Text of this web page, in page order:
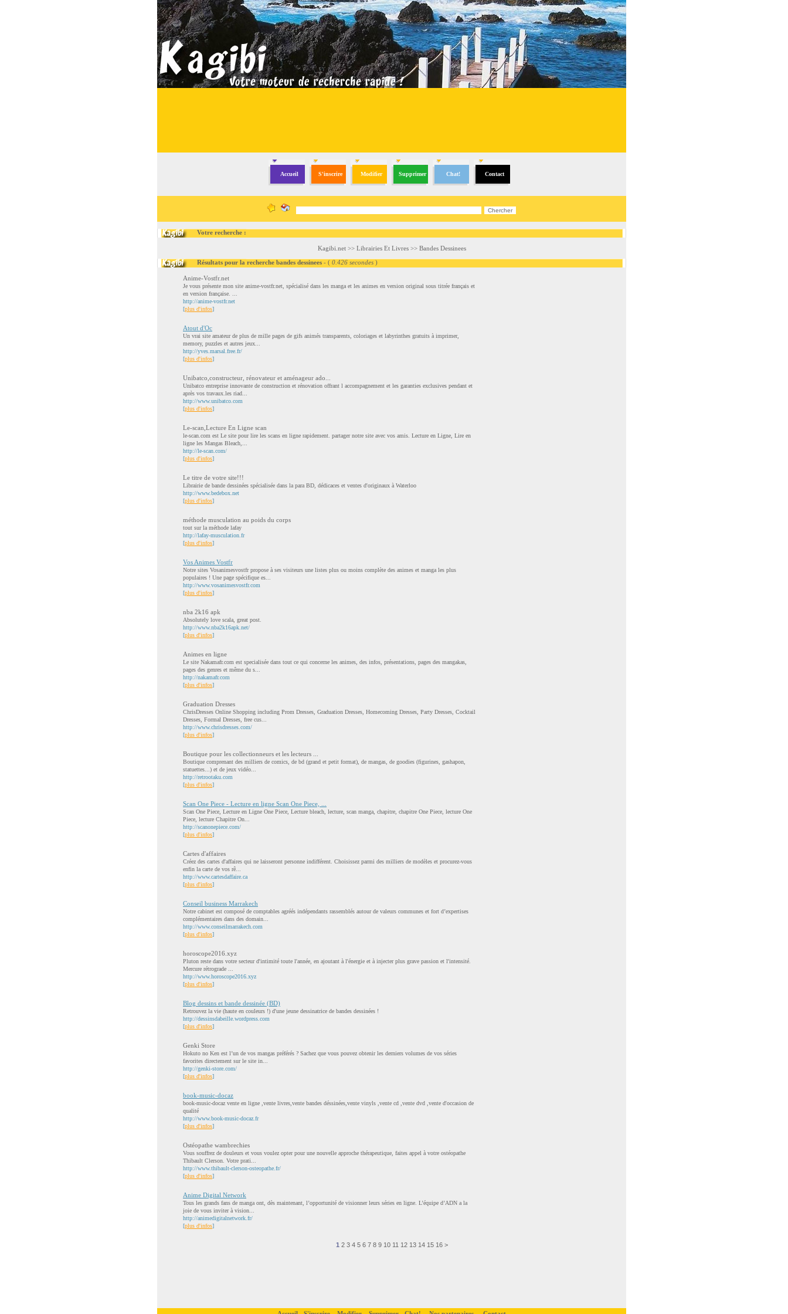
Accueil S'inscrire Modifier Supprimer Chat! Contact
Votre recherche :
Kagibi.net>> Librairies Et Livres>> Bandes Dessinees
Résultats pour la recherche bandes dessinees - ( 0.426 secondes )
Anime-Vostfr.net
Je vous présente mon site anime-vostfr.net, spécialisé dans les manga et les animes en version original sous titrée français et
en version française. ...
http://anime-vostfr.net
[plus d'infos]
Atout d'Oc
Un vrai site amateur de plus de mille pages de gifs animés transparents, coloriages et labyrinthes gratuits à imprimer,
memory, puzzles et autres jeux...
http://yves.marsal.free.fr/
[plus d'infos]
Unibatco,constructeur, rénovateur et aménageur ado...
Unibatco entreprise innovante de construction et rénovation offrant l accompagnement et les garanties exclusives pendant et
après vos travaux.les riad...
http://www.unibatco.com
[plus d'infos]
Le-scan,Lecture En Ligne scan
le-scan.com est Le site pour lire les scans en ligne rapidement. partager notre site avec vos amis. Lecture en Ligne, Lire en
ligne les Mangas Bleach,...
http://le-scan.com/
[plus d'infos]
Le titre de votre site!!!
Librairie de bande dessinées spécialisée dans la para BD, dédicaces et ventes d'originaux à Waterloo
http://www.bedebox.net
[plus d'infos]
méthode musculation au poids du corps
tout sur la méthode lafay
http://lafay-musculation.fr
[plus d'infos]
Vos Animes Vostfr
Notre sites Vosanimesvostfr propose à ses visiteurs une listes plus ou moins complète des animes et manga les plus
populaires ! Une page spécifique es...
http://www.vosanimesvostfr.com
[plus d'infos]
nba 2k16 apk
Absolutely love scala, great post.
http://www.nba2k16apk.net/
[plus d'infos]
Animes en ligne
Le site Nakamafr.com est specialisée dans tout ce qui concerne les animes, des infos, présentations, pages des mangakas,
pages des genres et même du s...
http://nakamafr.com
[plus d'infos]
Graduation Dresses
ChrisDresses Online Shopping including Prom Dresses, Graduation Dresses, Homecoming Dresses, Party Dresses, Cocktail
Dresses, Formal Dresses, free cus...
http://www.chrisdresses.com/
[plus d'infos]
Boutique pour les collectionneurs et les lecteurs ...
Boutique comprenant des milliers de comics, de bd (grand et petit format), de mangas, de goodies (figurines, gashapon,
statuettes...) et de jeux vidéo...
http://retrootaku.com
[plus d'infos]
Scan One Piece - Lecture en ligne Scan One Piece, ...
Scan One Piece, Lecture en Ligne One Piece, Lecture bleach, lecture, scan manga, chapitre, chapitre One Piece, lecture One
Piece, lecture Chapitre On...
http://scanonepiece.com/
[plus d'infos]
Cartes d'affaires
Créez des cartes d'affaires qui ne laisseront personne indifférent. Choisissez parmi des milliers de modèles et procurez-vous
enfin la carte de vos rê...
http://www.cartesdaffaire.ca
[plus d'infos]
Conseil business Marrakech
Notre cabinet est composé de comptables agréés indépendants rassemblés autour de valeurs communes et fort d’expertises
complémentaires dans des domain...
http://www.conseilmarrakech.com
[plus d'infos]
horoscope2016.xyz
Pluton reste dans votre secteur d'intimité toute l'année, en ajoutant à l'énergie et à injecter plus grave passion et l'intensité.
Mercure rétrograde ...
http://www.horoscope2016.xyz
[plus d'infos]
Blog dessins et bande dessinée (BD)
Retrouvez la vie (haute en couleurs !) d'une jeune dessinatrice de bandes dessinées !
http://dessinsdabeille.wordpress.com
[plus d'infos]
Genki Store
Hokuto no Ken est l’un de vos mangas préférés ? Sachez que vous pouvez obtenir les derniers volumes de vos séries
favorites directement sur le site in...
http://genki-store.com/
[plus d'infos]
book-music-docaz
book-music-docaz vente en ligne ,vente livres,vente bandes déssinées,vente vinyls ,vente cd ,vente dvd ,vente d'occasion de
qualité
http://www.book-music-docaz.fr
[plus d'infos]
Ostéopathe wambrechies
Vous souffrez de douleurs et vous voulez opter pour une nouvelle approche thérapeutique, faites appel à votre ostéopathe
Thibault Clerson. Votre prati...
http://www.thibault-clerson-osteopathe.fr/
[plus d'infos]
Anime Digital Network
Tous les grands fans de manga ont, dès maintenant, l’opportunité de visionner leurs séries en ligne. L’équipe d’ADN a la
joie de vous inviter à vision...
http://animedigitalnetwork.fr/
[plus d'infos]
1 2 3 4 5 6 7 8 9 10 11 12 13 14 15 16 >